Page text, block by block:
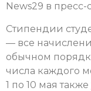
News29 в
Стипендии
— все
обычном
числа каждого
1 по 10 мая также